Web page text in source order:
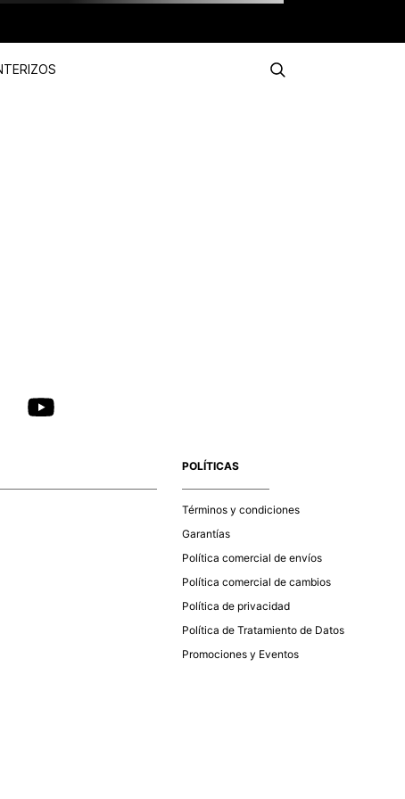
POLÍTICAS
Términos y condiciones
Garantías
Política comercial de envíos
Política comercial de cambios
Política de privacidad
Política de Tratamiento de Datos
Promociones y Eventos